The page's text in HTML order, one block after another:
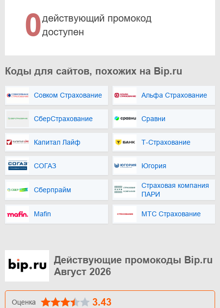
0действующий промокод
доступен
Коды для сайтов, похожих на Bip.ru
Совком Страхование Альфа Страхование
СберСтрахование Сравни
Капитал Лайф Т‑Страхование
СОГАЗ Югория
Сберпрайм
Страховая компания
ПАРИ
Mafin МТС Страхование
Действующие промокоды Bip.ru
Август 2026
Оценка 3.43